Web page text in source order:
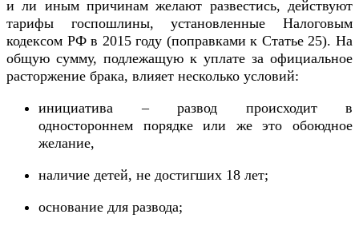
и ли иным причинам желают развестись, действуют
тарифы госпошлины, установленные Налоговым
кодексом РФ в 2015 году (поправками к Статье 25). На
общую сумму, подлежащую к уплате за официальное
расторжение брака, влияет несколько условий:
инициатива – развод происходит в
одностороннем порядке или же это обоюдное
желание,
наличие детей, не достигших 18 лет;
основание для развода;